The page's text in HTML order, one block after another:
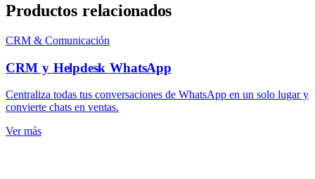
Productos relacionados
CRM & Comunicación
CRM y Helpdesk WhatsApp
Centraliza todas tus conversaciones de WhatsApp en un solo lugar y
convierte chats en ventas.
Ver más